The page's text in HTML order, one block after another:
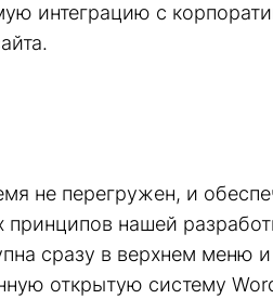
интеграцию с
не перегружен, и
нашей
сразу в верхнем меню и
открытую систему